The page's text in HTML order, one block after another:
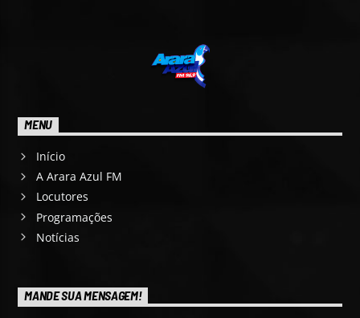
MENU
Início
A Arara Azul FM
Locutores
Programações
Notícias
MANDE SUA MENSAGEM!